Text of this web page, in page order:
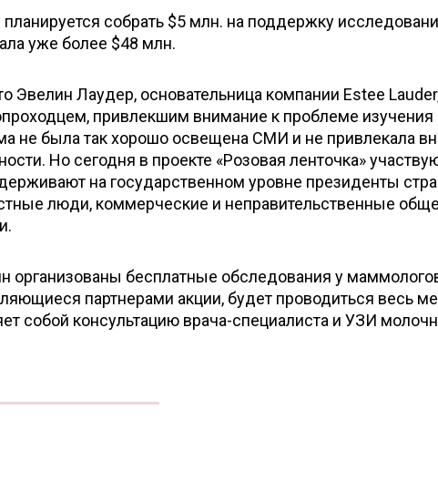
планируется собрать $5 млн. на поддержку
уже более $48 млн.
Эвелин Лаудер, основательница компании Estee
привлекшим внимание к проблеме изучения
не была так хорошо освещена СМИ и не привлекала
Но сегодня в проекте «Розовая ленточка»
на государственном уровне президенты
люди, коммерческие и неправительственные
организованы бесплатные обследования у
партнерами акции, будет проводиться весь
собой консультацию врача-специалиста и УЗИ